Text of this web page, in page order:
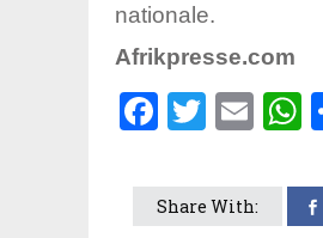
nationale.
Afrikpresse.com
Share With: